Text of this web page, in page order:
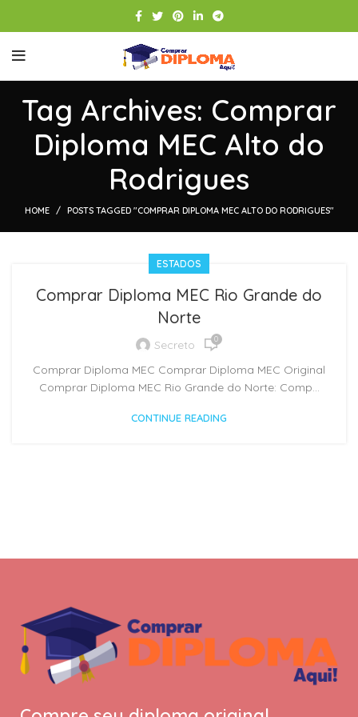
Tag Archives: Comprar
Diploma MEC Alto do
Rodrigues
HOME POSTS TAGGED "COMPRAR DIPLOMA MEC ALTO DO RODRIGUES"
ESTADOS
Comprar Diploma MEC Rio Grande do
Norte
Secreto 0
Comprar Diploma MEC Comprar Diploma MEC Original
Comprar Diploma MEC Rio Grande do Norte: Comp...
CONTINUE READING